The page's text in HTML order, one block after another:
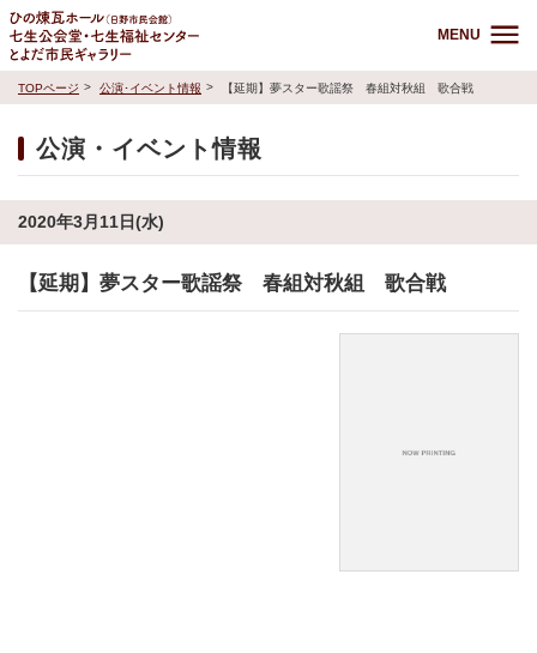
MENU
TOPページ 公演･イベント情報 【延期】夢スター歌謡祭 春組対秋組 歌合戦
公演・イベント情報
2020年3月11日(水)
【延期】夢スター歌謡祭 春組対秋組 歌合戦